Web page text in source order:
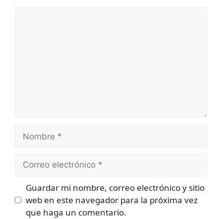
Nombre
Correo
Guardar mi nombre, correo electrónico y sitio
web en este navegador para la próxima vez
que haga un comentario.